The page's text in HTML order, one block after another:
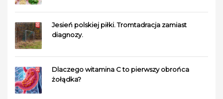
Jesień polskiej piłki. Tromtadracja zamiast
diagnozy.
Dlaczego witamina C to pierwszy obrońca
żołądka?